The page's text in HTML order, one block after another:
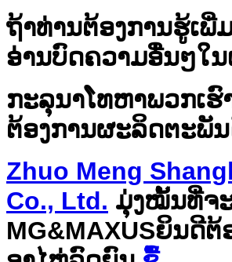
ຖ້າທ່ານຕ້ອງການຮູ້ເພີ່
ອ່ານບົດຄວາມອື່ນໆໃນ
ກະລຸນາໂທຫາພວກເຮົ
ຕ້ອງການຜະລິດຕະພັນ
Zhuo Meng
Co., Ltd. ມຸ່ງໝັ້ນທີ່ຈ
MG&MAXUSຍິນດີຕ້